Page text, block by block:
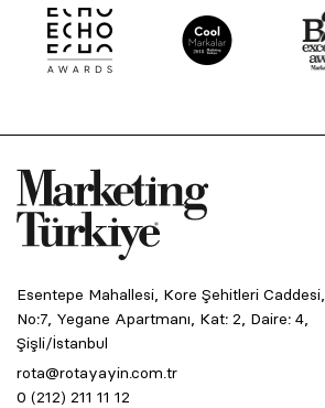
Esentepe Mahallesi, Kore Şehitleri Caddesi,
No:7, Yegane Apartmanı, Kat: 2, Daire: 4,
Şişli/İstanbul
rota@rotayayin.com.tr
0 (212) 211 11 12